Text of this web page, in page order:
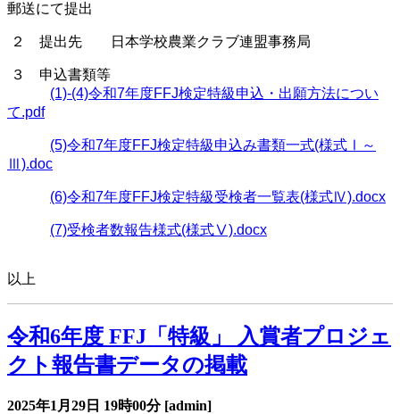
郵送にて提出
２ 提出先 日本学校農業クラブ連盟事務局
３ 申込書類等
(1)-(4)令和7年度FFJ検定特級申込・出願方法につい
て.pdf
(5)令和7年度FFJ検定特級申込み書類一式(様式Ⅰ～
Ⅲ).doc
(6)令和7年度FFJ検定特級受検者一覧表(様式Ⅳ).docx
(7)受検者数報告様式(様式Ⅴ).docx
以上
令和6年度 FFJ「特級」 入賞者プロジェ
クト報告書データの掲載
2025年1月29日 19時00分 [admin]